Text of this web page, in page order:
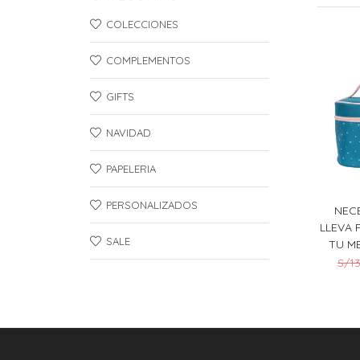
LLEVA
TU
S/
COLECCIONES
COMPLEMENTOS
GIFTS
NAVIDAD
PAPELERIA
PERSONALIZADOS
SALE